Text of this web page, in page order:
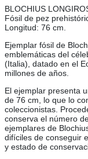
BLOCHIUS
Fósil de pez
Longitud: 76 cm.
Ejemplar fósil de
emblemáticas del
(Italia), datado en el
millones de años.
El ejemplar presenta
de 76 cm, lo que lo
coleccionistas.
conserva el número
ejemplares de
difíciles de conseguir
y estado de